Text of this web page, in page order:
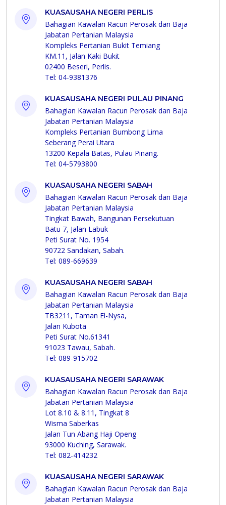
KUASAUSAHA NEGERI PERLIS
Bahagian Kawalan Racun Perosak dan Baja
Jabatan Pertanian Malaysia
Kompleks Pertanian Bukit Temiang
KM.11, Jalan Kaki Bukit
02400 Beseri, Perlis.
Tel: 04-9381376
KUASAUSAHA NEGERI PULAU PINANG
Bahagian Kawalan Racun Perosak dan Baja
Jabatan Pertanian Malaysia
Kompleks Pertanian Bumbong Lima
Seberang Perai Utara
13200 Kepala Batas, Pulau Pinang.
Tel: 04-5793800
KUASAUSAHA NEGERI SABAH
Bahagian Kawalan Racun Perosak dan Baja
Jabatan Pertanian Malaysia
Tingkat Bawah, Bangunan Persekutuan
Batu 7, Jalan Labuk
Peti Surat No. 1954
90722 Sandakan, Sabah.
Tel: 089-669639
KUASAUSAHA NEGERI SABAH
Bahagian Kawalan Racun Perosak dan Baja
Jabatan Pertanian Malaysia
TB3211, Taman El-Nysa,
Jalan Kubota
Peti Surat No.61341
91023 Tawau, Sabah.
Tel: 089-915702
KUASAUSAHA NEGERI SARAWAK
Bahagian Kawalan Racun Perosak dan Baja
Jabatan Pertanian Malaysia
Lot 8.10 & 8.11, Tingkat 8
Wisma Saberkas
Jalan Tun Abang Haji Openg
93000 Kuching, Sarawak.
Tel: 082-414232
KUASAUSAHA NEGERI SARAWAK
Bahagian Kawalan Racun Perosak dan Baja
Jabatan Pertanian Malaysia